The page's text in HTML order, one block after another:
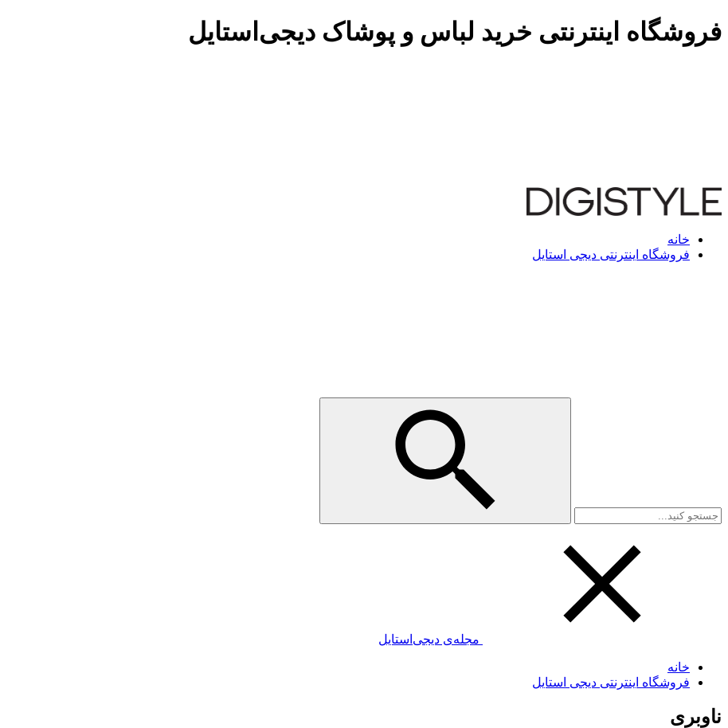
فروشگاه اینترنتی خرید لباس و پوشاک دیجی‌استایل
خانه
فروشگاه اینترنتی دیجی استایل
مجله‌ی دیجی‌استایل
خانه
فروشگاه اینترنتی دیجی استایل
ناوبری